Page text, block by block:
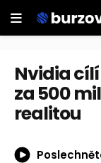
Nvidia
za 500
realitou